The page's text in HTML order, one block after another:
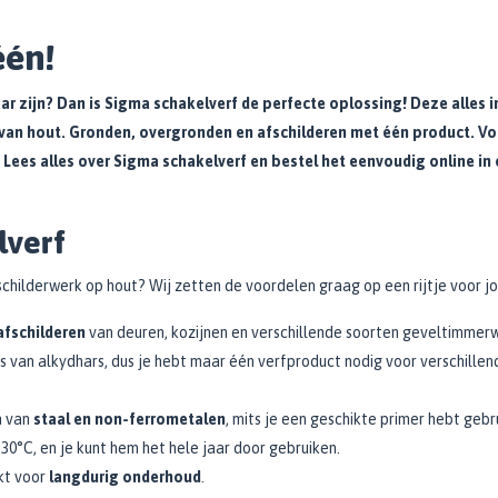
zijn? Dan is Sigma schakelverf de perfecte oplossing! Deze alles
hout. Gronden, overgronden en afschilderen met één product.
alles over Sigma schakelverf en bestel het eenvoudig online in
op hout? Wij zetten de voordelen graag op een rijtje voor
van deuren, kozijnen en verschillende soorten
van alkydhars, dus je hebt maar één verfproduct nodig voor
van staal en non-ferrometalen, mits je een geschikte primer hebt
en je kunt hem het hele jaar door gebruiken.
voor langdurig onderhoud